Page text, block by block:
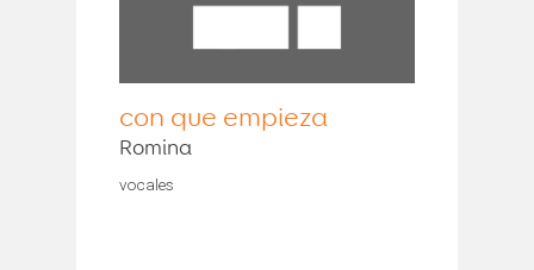
con que empieza
Romina
vocales